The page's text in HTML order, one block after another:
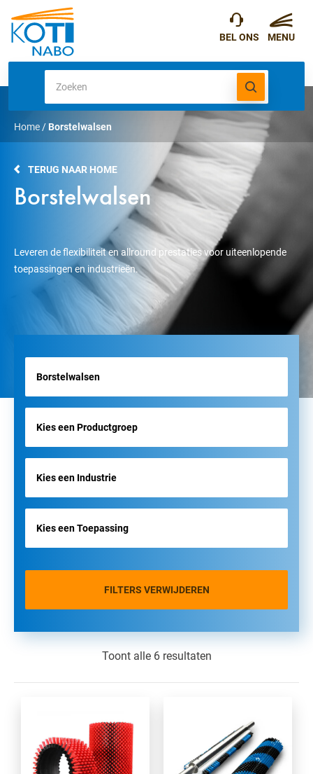
Home / Borstelwalsen
TERUG NAAR HOME
Borstelwalsen
Leveren de flexibiliteit en allround prestaties voor uiteenlopende
toepassingen en industrieën.
FILTERS VERWIJDEREN
Toont alle 6 resultaten